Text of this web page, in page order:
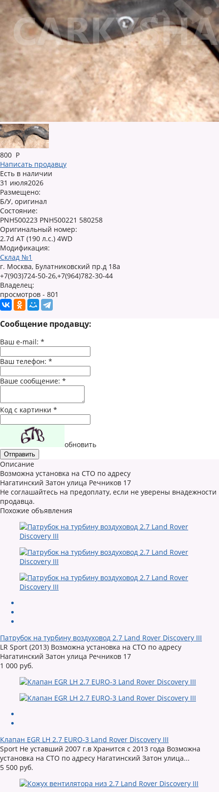
800 Р
Написать продавцу
Есть в наличии
31 июля2026
Размещено:
Б/У, оригинал
Состояние:
PNH500223 PNH500221 580258
Оригинальный номер:
2.7d AT (190 л.с.) 4WD
Модификация:
Склад №1
г. Москва, Булатниковский пр.д 18а
+7(903)724-50-26,+7(964)782-30-44
Владелец:
просмотров - 801
Сообщение продавцу:
Ваш e-mail: *
Ваш телефон: *
Ваше сообщение: *
Код с картинки *
обновить
Описание
Возможна установка на СТО по адресу
Нагатинский Затон улица Речников 17
Не соглашайтесь на предоплату, если не уверены внадежности
продавца.
Похожие объявления
Патрубок на турбину воздуховод 2.7 Land Rover Discovery III
LR Sport (2013) Возможна установка на СТО по адресу
Нагатинский Затон улица Речников 17
1 000 руб.
Клапан EGR LH 2.7 EURO-3 Land Rover Discovery III
Sport Не уставший 2007 г.в Хранится с 2013 года Возможна
установка на СТО по адресу Нагатинский Затон улица...
5 500 руб.